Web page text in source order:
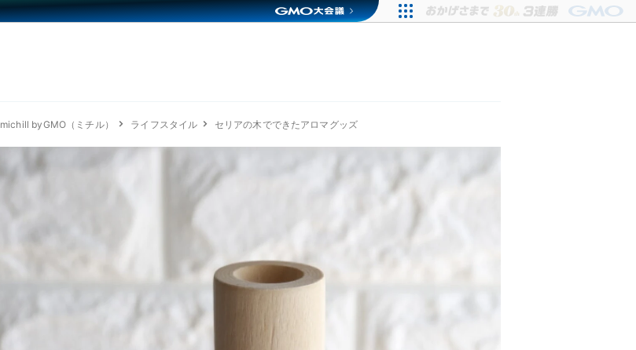
michill byGMO（ミチル） ライフスタイル セリアの木でできたアロマグッズ